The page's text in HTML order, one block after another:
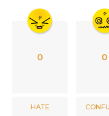
0
HATE
0